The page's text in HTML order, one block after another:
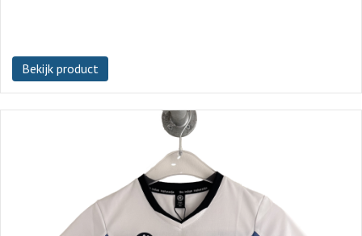
Bekijk product